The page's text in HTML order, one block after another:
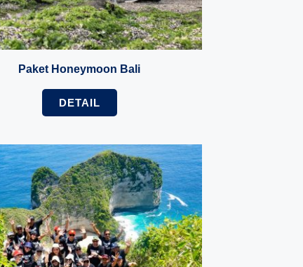
Paket Honeymoon Bali
DETAIL